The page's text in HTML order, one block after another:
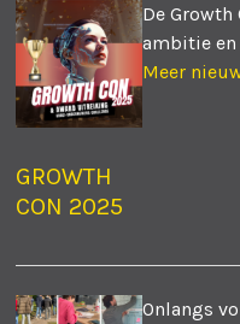
GROWTH
CON 2025
De
ambitie en
Meer
Onlangs